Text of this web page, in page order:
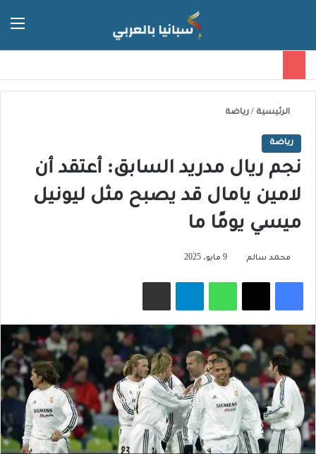
الرئيسية / رياضة
رياضة
نجم ريال مدريد السابق: أعتقد أن
لامين يامال قد يصبح مثل ليونيل
ميسي يومًا ما
محمد سالم 9 مايو، 2025
فيسبوك‫X واتساب تيلقرام مشاركة عبر البريد